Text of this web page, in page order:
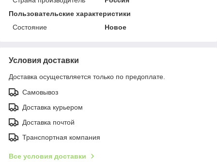
Пользовательские характеристики
Состояние
Новое
Условия доставки
Доставка осуществляется только по предоплате.
Самовывоз
Доставка курьером
Доставка почтой
Транспортная компания
Все условия доставки